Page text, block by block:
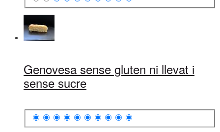
Genovesa sense gluten ni llevat i
sense sucre